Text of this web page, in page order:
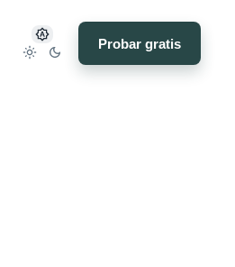
Probar gratis